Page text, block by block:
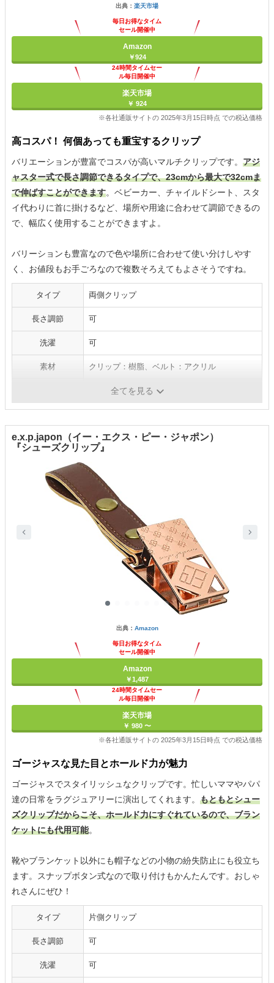
出典： 楽天市場
毎日お得なタイム
セール開催中
Amazon
￥924
24時間タイムセー
ル毎日開催中
楽天市場
￥ 924
※各社通販サイトの 2025年3月15日時点 での税込価格
高コスパ！ 何個あっても重宝するクリップ
バリエーションが豊富でコスパが高いマルチクリップです。 アジ
ャスター式で長さ調節できるタイプで、23cmから最大で32cmま
で伸ばすことができます。ベビーカー、チャイルドシート、スタ
イ代わりに首に掛けるなど、場所や用途に合わせて調節できるの
で、幅広く使用することができますよ。
バリーションも豊富なので色や場所に合わせて使い分けしやす
く、お値段もお手ごろなので複数そろえてもよさそうですね。
タイプ 両側クリップ
長さ調節 可
洗濯 可
素材 クリップ：樹脂、ベルト：アクリル
長さ230～325mm
全てを見る
e.x.p.japon（イー・エクス・ピー・ジャポン）
『シューズクリップ』
出典： Amazon
毎日お得なタイム
セール開催中
Amazon
￥1,487
24時間タイムセー
ル毎日開催中
楽天市場
￥ 980 〜
※各社通販サイトの 2025年3月15日時点 での税込価格
ゴージャスな見た目とホールド力が魅力
ゴージャスでスタイリッシュなクリップです。忙しいママやパパ
達の日常をラグジュアリーに演出してくれます。 もともとシュー
ズクリップだからこそ、ホールド力にすぐれているので、ブラン
ケットにも代用可能。
靴やブランケット以外にも帽子などの小物の紛失防止にも役立ち
ます。スナップボタン式なので取り付けもかんたんです。おしゃ
れさんにぜひ！
タイプ 片側クリップ
長さ調節 可
洗濯 可